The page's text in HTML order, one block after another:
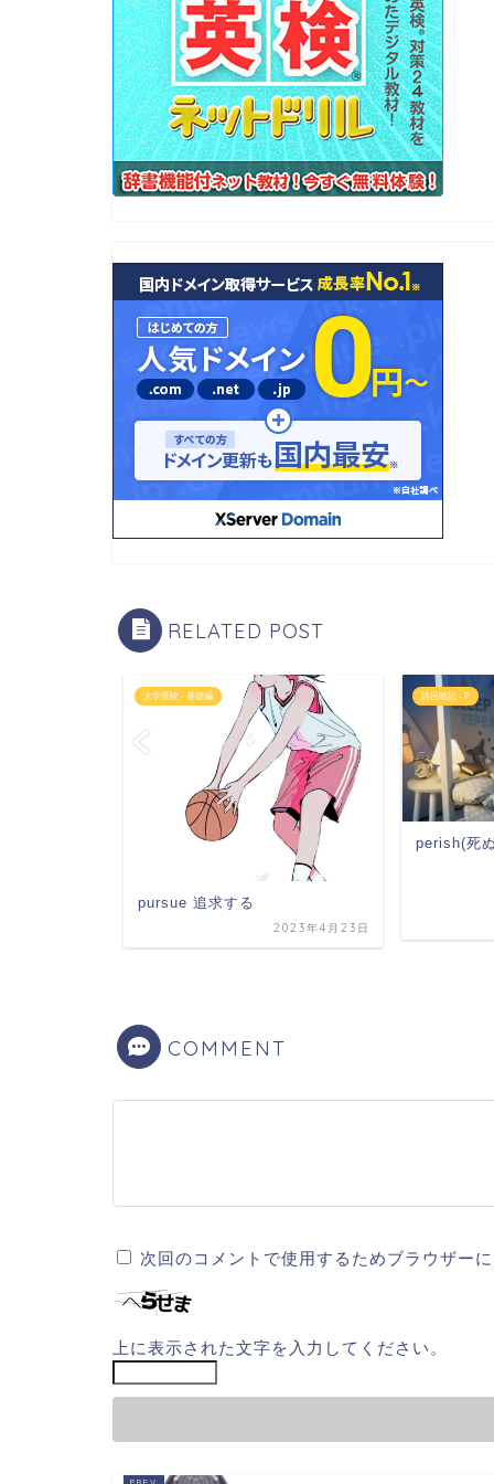
RELATED POST
大学受験 - 基礎編
pursue 追求する
2023年4月23日
語呂暗記 - P
perish(死
COMMENT
次回のコメントで使用するためブラウザー
上に表示された文字を入力してください。